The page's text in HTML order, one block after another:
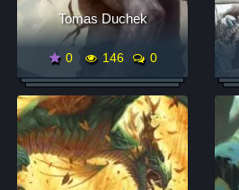
Tomas Duchek
0 146 0